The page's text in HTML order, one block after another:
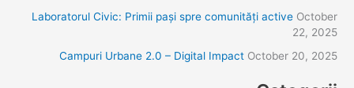
Laboratorul Civic: Primii pași spre comunități active October
22, 2025
Campuri Urbane 2.0 – Digital Impact October 20, 2025